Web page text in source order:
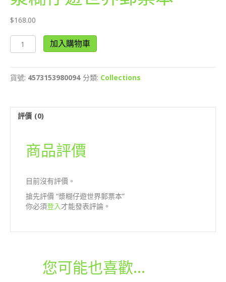
$168.00
漿
糊
遊
世
票
加入購物車
貨號: 4573153980094 分類: Collections
評價 (0)
商品評價
目前沒有評價。
搶先評價 “漿糊仔遊世界郵票本”
你必須登入才能發表評論。
您可能也喜歡…